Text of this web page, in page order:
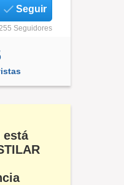
Seguir
Seguidores
está